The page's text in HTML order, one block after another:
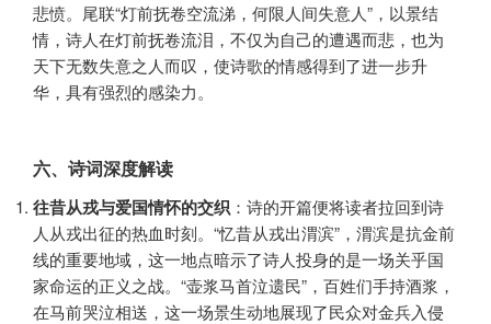
悲愤。尾联“灯前抚卷空流涕，何限人间失意人”，以景结
情，诗人在灯前抚卷流泪，不仅为自己的遭遇而悲，也为
天下无数失意之人而叹，使诗歌的情感得到了进一步升
华，具有强烈的感染力。
六、诗词深度解读
往昔从戎与爱国情怀的交织 ：诗的开篇便将读者拉回到诗
人从戎出征的热血时刻。“忆昔从戎出渭滨”，渭滨是抗金前
线的重要地域，这一地点暗示了诗人投身的是一场关乎国
家命运的正义之战。“壶浆马首泣遗民”，百姓们手持酒浆，
在马前哭泣相送，这一场景生动地展现了民众对金兵入侵